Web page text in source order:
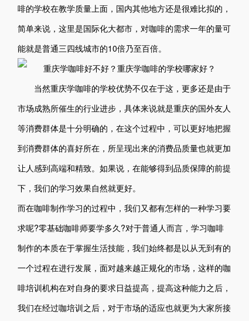
啡的学校在教学质量上面，国内其他地方还是很难比拟的，
简单来说，这里是国际化大都市，对咖啡的需求一年的量可
能就是普通三四线城市的10倍乃至百倍。
当然重庆学咖啡的学校优势不仅在于这，更多还是由于
市场成熟所催生的行业进步，具体来说就是重庆的国外友人
等消费群体是十分明确的，在这个过程中，可以更好地把握
到消费群体的喜好所在，所呈现出来的消费品质量也就更加
让人感到高端和精致。如果说，在能够得到品质保障的前提
下，我们的学习效果自然就更好。
而在咖啡制作学习的过程中，我们又都有怎样的一种学习要
求呢?零基础咖啡师要学多久?对于普通人而言，学习咖啡
制作的本质在于掌握生活技能，我们始终都是以从无到有的
一个过程在进行发展，面对越来越正规化的市场，这样的咖
啡培训机构在对自身的要求日益提高，提高这种能力之后，
我们在经过咖培训之后，对于市场的适应也就更为大家所接